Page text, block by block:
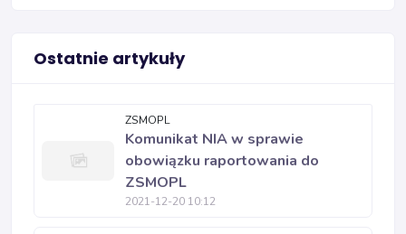
Ostatnie artykuły
ZSMOPL
Komunikat NIA w sprawie
obowiązku raportowania do
ZSMOPL
2021-12-20 10:12